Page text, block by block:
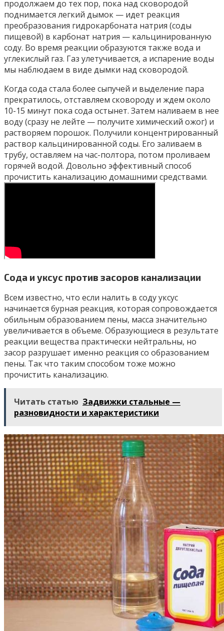
продолжаем до тех пор, пока над сковородой
поднимается легкий дымок — идет реакция
преобразования гидрокарбоната натрия (соды
пищевой) в карбонат натрия — кальцинированную
соду. Во время реакции образуются также вода и
углекислый газ. Газ улетучивается, а испарение воды
мы наблюдаем в виде дымки над сковородой.
Когда сода стала более сыпучей и выделение пара
прекратилось, отставляем сковороду и ждем около
10-15 минут пока сода остынет. Затем наливаем в нее
воду (сразу не лейте — получите химический ожог) и
растворяем порошок. Получили концентрированный
раствор кальцинированной соды. Его заливаем в
трубу, оставляем на час-полтора, потом проливаем
горячей водой. Довольно эффективный способ
прочистить канализацию домашними средствами.
Сода и уксус против засоров канализации
Всем известно, что если налить в соду уксус
начинается бурная реакция, которая сопровождается
обильным образованием пены, масса значительно
увеличивается в объеме. Образующиеся в результате
реакции вещества практически нейтральны, но
засор разрушает именно реакция со образованием
пены. Так что таким способом тоже можно
прочистить канализацию.
Читать статью Задвижки стальные —
разновидности и характеристики